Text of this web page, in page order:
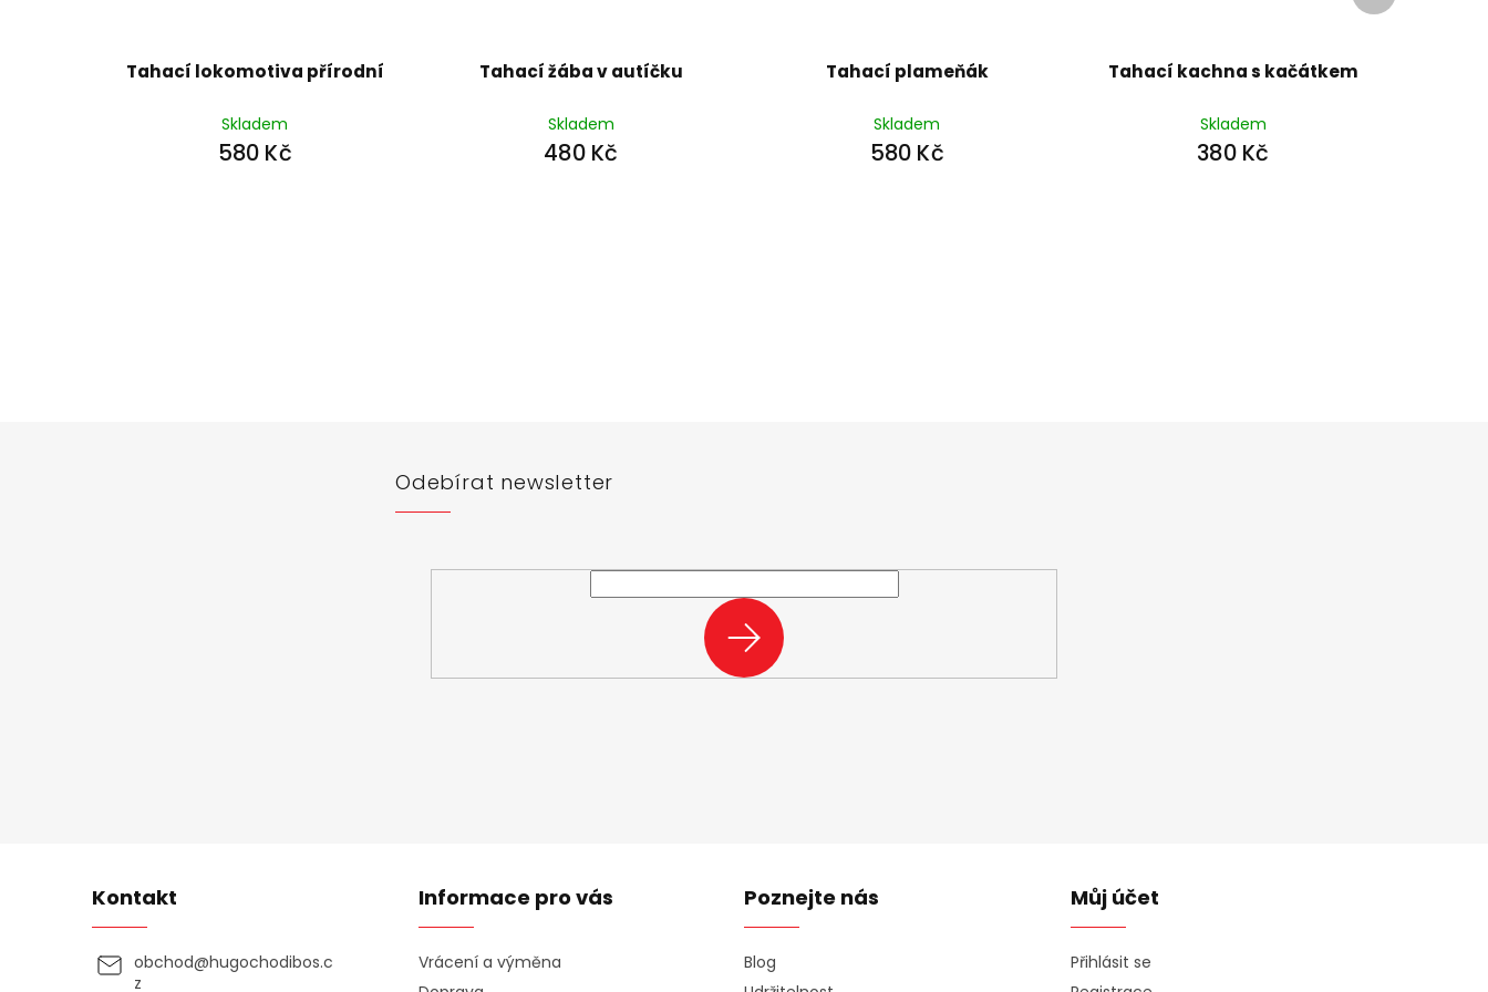
Tahací lokomotiva přírodní
Skladem
580 Kč
Tahací žába v autíčku
Skladem
480 Kč
Tahací plameňák
Skladem
580 Kč
Tahací kachna s kačátkem
Skladem
380 Kč
Odebírat newsletter
PŘIHLÁSIT
SE
Kontakt
obchod@hugochodibos.c
z
Informace pro vás
Vrácení a výměna
Poznejte nás
Blog
Můj účet
Přihlásit se